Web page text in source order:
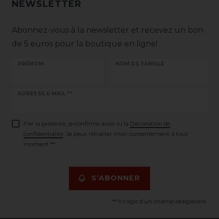
NEWSLETTER
Abonnez-vous à la newsletter et recevez un bon
de 5 euros pour la boutique en ligne!
PRÉNOM NOM DE FAMILLE
ADRESSE E-MAIL **
Ceres::Template.newsletterHoneypotLabel
Par la présente, je confirme avoir lu la Déclaration de
confidentialité . Je peux rétracter mon consentement à tout
moment.**
S’ABONNER
** Il s’agit d’un champ obligatoire.